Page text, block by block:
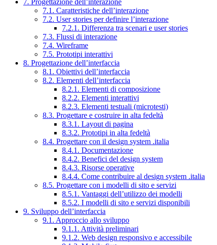
7. Progettazione dell’interazione
7.1. Caratteristiche dell’interazione
7.2. User stories per definire l’interazione
7.2.1. Differenza tra scenari e user stories
7.3. Flussi di interazione
7.4. Wireframe
7.5. Prototipi interattivi
8. Progettazione dell’interfaccia
8.1. Obiettivi dell’interfaccia
8.2. Elementi dell’interfaccia
8.2.1. Elementi di composizione
8.2.2. Elementi interattivi
8.2.3. Elementi testuali (microtesti)
8.3. Progettare e costruire in alta fedeltà
8.3.1. Layout di pagina
8.3.2. Prototipi in alta fedeltà
8.4. Progettare con il design system .italia
8.4.1. Documentazione
8.4.2. Benefici del design system
8.4.3. Risorse operative
8.4.4. Come contribuire al design system .italia
8.5. Progettare con i modelli di sito e servizi
8.5.1. Vantaggi dell’utilizzo dei modelli
8.5.2. I modelli di sito e servizi disponibili
9. Sviluppo dell’interfaccia
9.1. Approccio allo sviluppo
9.1.1. Attività preliminari
9.1.2. Web design responsivo e accessibile